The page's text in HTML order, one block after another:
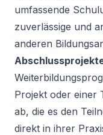
umfassende
zuverlässige und
anderen
Projekt oder einer
ab, die es den
direkt in ihrer